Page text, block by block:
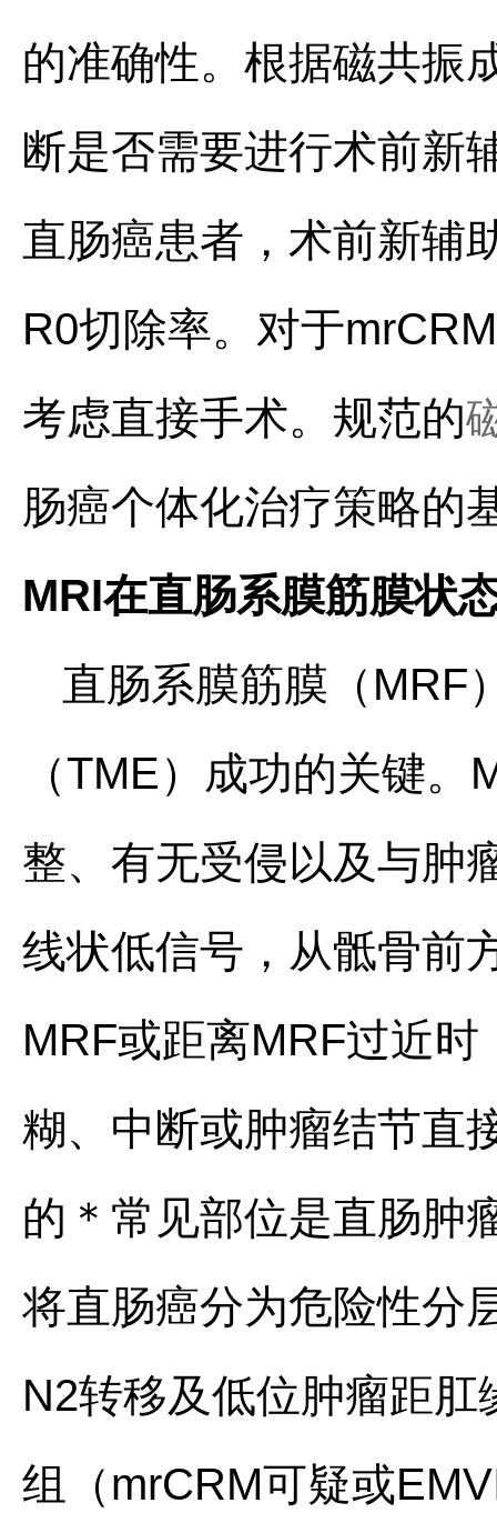
的准确性。根据磁共振
断是否需要进行术前新
直肠癌患者，术前新辅
R0切除率。对于
考虑直接手术。规范的
肠癌个体化治疗策略的
MRI在直肠系膜筋膜状
直肠系膜筋膜（MRF
（TME）成功的关键
整、有无受侵以及与肿
线状低信号，从骶骨前
MRF或距离MRF过近
糊、中断或肿瘤结节直
的＊常见部位是直肠肿
将直肠癌分为危险性分
N2转移及低位肿瘤距
组（mrCRM可疑或